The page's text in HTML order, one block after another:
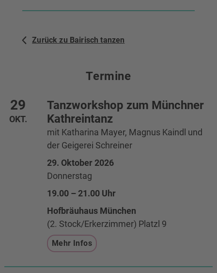
Zurück zu Bairisch tanzen
Termine
Tanzworkshop zum Münchner
Kathreintanz
mit Katharina Mayer, Magnus Kaindl und
der Geigerei Schreiner
29
OKT.
29. Oktober 2026
Donnerstag
19.00 – 21.00 Uhr
Hofbräuhaus München
(2. Stock/Erkerzimmer) Platzl 9
Mehr Infos